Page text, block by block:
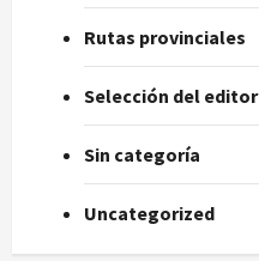
Rutas provinciales
Selección del editor
Sin categoría
Uncategorized